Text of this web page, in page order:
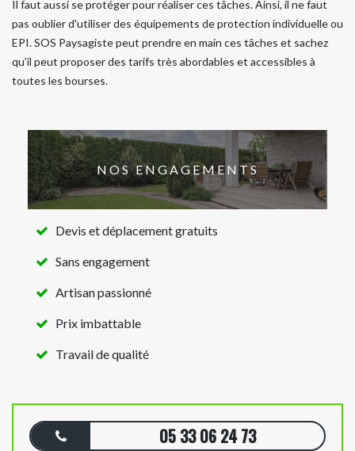
Il faut aussi se protéger pour réaliser ces tâches. Ainsi, il ne faut
pas oublier d'utiliser des équipements de protection individuelle ou
EPI. SOS Paysagiste peut prendre en main ces tâches et sachez
qu'il peut proposer des tarifs très abordables et accessibles à
toutes les bourses.
NOS ENGAGEMENTS
Devis et déplacement gratuits
Sans engagement
Artisan passionné
Prix imbattable
Travail de qualité
05 33 06 24 73